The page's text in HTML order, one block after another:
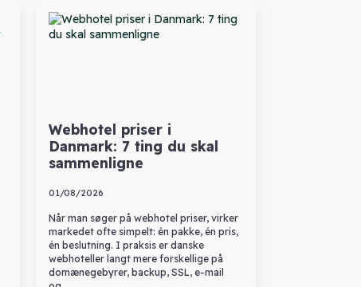
Webhotel priser i
Danmark: 7 ting du skal
sammenligne
01/08/2026
Når man søger på webhotel priser, virker
markedet ofte simpelt: én pakke, én pris,
én beslutning. I praksis er danske
webhoteller langt mere forskellige på
domænegebyrer, backup, SSL, e-mail